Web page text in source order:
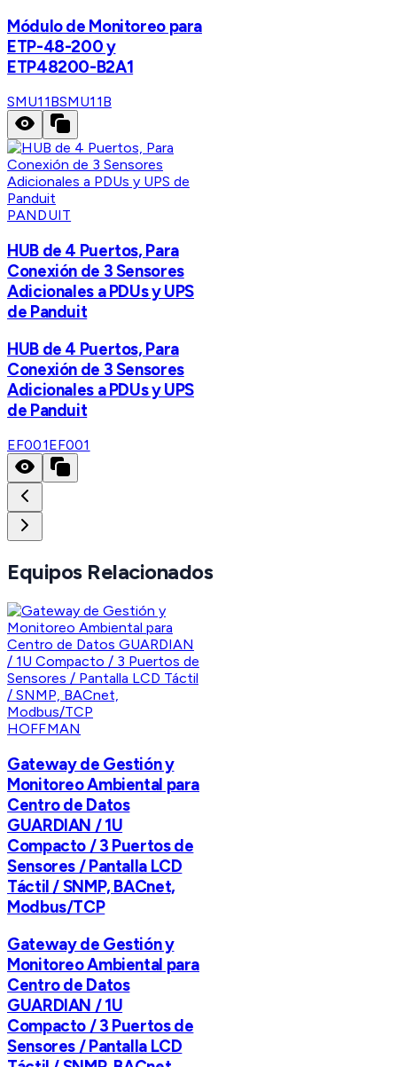
Módulo de Monitoreo para
ETP-48-200 y
ETP48200-B2A1
SMU11BSMU11B
PANDUIT
HUB de 4 Puertos, Para
Conexión de 3 Sensores
Adicionales a PDUs y UPS
de Panduit
HUB de 4 Puertos, Para
Conexión de 3 Sensores
Adicionales a PDUs y UPS
de Panduit
EF001EF001
Equipos Relacionados
HOFFMAN
Gateway de Gestión y
Monitoreo Ambiental para
Centro de Datos
GUARDIAN / 1U
Compacto / 3 Puertos de
Sensores / Pantalla LCD
Táctil / SNMP, BACnet,
Modbus/TCP
Gateway de Gestión y
Monitoreo Ambiental para
Centro de Datos
GUARDIAN / 1U
Compacto / 3 Puertos de
Sensores / Pantalla LCD